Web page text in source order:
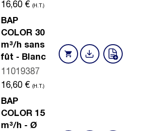
16,60 € (H.T.)
BAP
COLOR 30
m³/h sans
fût - Blanc
11019387
16,60 € (H.T.)
BAP
COLOR 15
m³/h - Ø